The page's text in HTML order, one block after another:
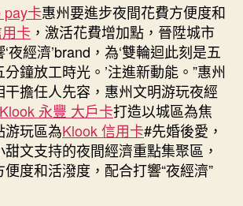
pay卡惠州要進步夜間花費方便度和
卡 ，激活花費增加點，晉陞城市
夜經濟’brand，為‘雙輪迴此刻是五
鐘放工時光。’注進新動能。”惠州
干擔任人先容，惠州文明游玩夜經
Klook 永豐 大戶卡打造以城區為焦
游玩區為Klook 信用卡#先婚後愛，
文支持的夜間經濟重點集聚區，
度和活潑度，配合打響“夜經濟”